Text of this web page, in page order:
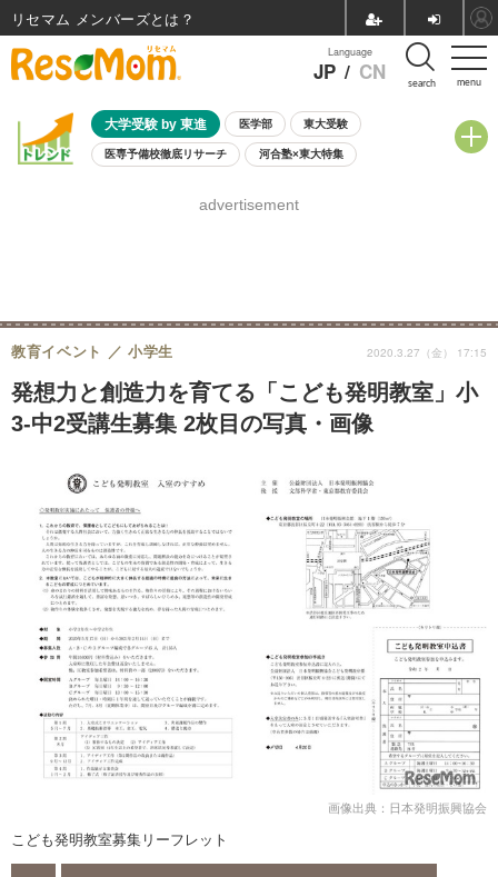
menu
Language
JP / CN search
大学受験 by 東進 医学部 東大受験
医専予備校徹底リサーチ 河合塾×東大特集
8月開催学校説明会・相談会
advertisement
発想力と創造力を育てる「こども発明教室」小
3-中2受講生募集 2枚目の写真・画像
教育イベント 小学生 2020.3.27（金） 17:15
画像出典：日本発明振興協会
こども発明教室募集リーフレット
リセマム メンバーズ